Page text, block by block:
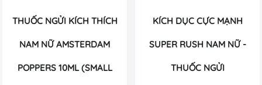
THUỐC NGỬI KÍCH THÍCH
NAM NỮ AMSTERDAM
POPPERS 10ML (SMALL
KÍCH DỤC CỰC MẠNH
SUPER RUSH NAM NỮ -
THUỐC NGỬI